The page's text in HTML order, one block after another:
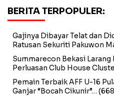
BERITA TERPOPULER:
Gajinya Dibayar Telat dan
Ratusan Sekuriti Pakuwon
Summarecon Bekasi
Perluasan Club House
Pemain Terbaik AFF U-16
Ganjar “Bocah Cikunir”…